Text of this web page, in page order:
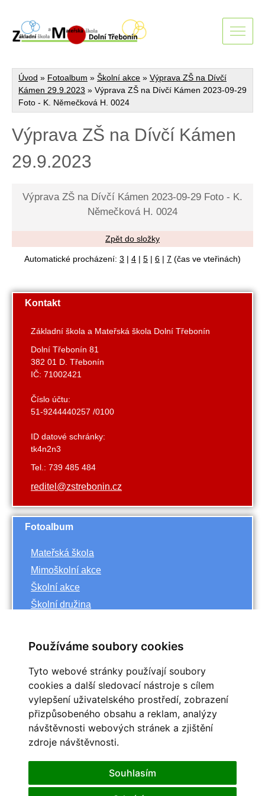
Používáme soubory cookies
Tyto webové stránky používají soubory
cookies a další sledovací nástroje s cílem
vylepšení uživatelského prostředí, zobrazení
přizpůsobeného obsahu a reklam, analýzy
návštěvnosti webových stránek a zjištění
zdroje návštěvnosti.
Souhlasím
Úvod » Fotoalbum » Školní akce » Výprava ZŠ na Dívčí
Kámen 29.9.2023 » Výprava ZŠ na Dívčí Kámen 2023-09-29
Foto - K. Němečková H. 0024
Výprava ZŠ na Dívčí Kámen
29.9.2023
Výprava ZŠ na Dívčí Kámen 2023-09-29 Foto - K.
Němečková H. 0024
Zpět do složky
Automatické procházení: 3 | 4 | 5 | 6 | 7 (čas ve vteřinách)
Kontakt
Základní škola a Mateřská škola Dolní Třebonín
Dolní Třebonín 81
382 01 D. Třebonín
IČ: 71002421
Číslo účtu:
51-9244440257 /0100
ID datové schránky:
tk4n2n3
Tel.: 739 485 484
reditel@zstrebonin.cz
Fotoalbum
Mateřská škola
Mimoškolní akce
Školní akce
Školní družina
<< říjen
<< 2023
>>
Po
Út St Čt Pá So
2
3 4
9
10 11 12 13 14
15
19